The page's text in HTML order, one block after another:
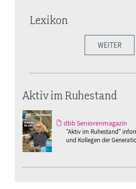
Lexikon
WEITER
Aktiv im Ruhestand
dbb Seniorenmagazin
"Aktiv im Ruhestand"
und Kollegen der